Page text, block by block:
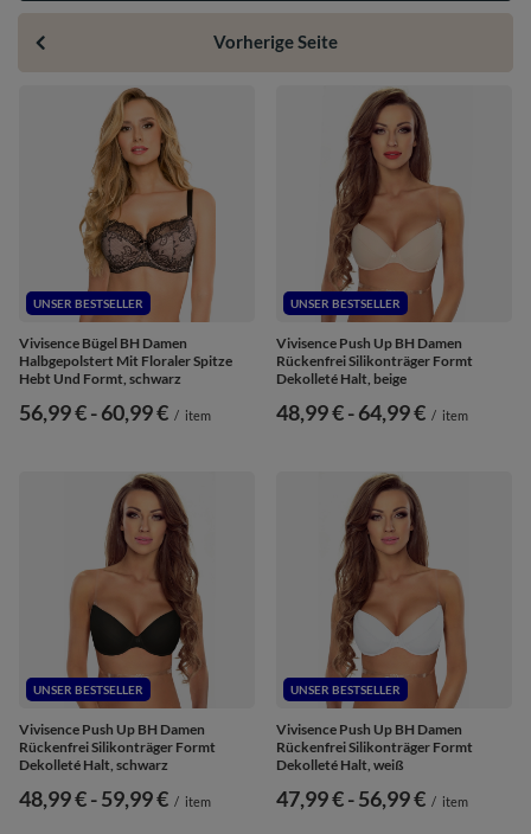
Vorherige Seite
UNSER BESTSELLER
Vivisence Bügel BH Damen
Halbgepolstert Mit Floraler Spitze
Hebt Und Formt, schwarz
ab
56,99 €-bis
60,99 € / item
UNSER BESTSELLER
Vivisence Push Up BH Damen
Rückenfrei Silikonträger Formt
Dekolleté Halt, beige
ab
48,99 €-bis
64,99 € / item
UNSER BESTSELLER
Vivisence Push Up BH Damen
Rückenfrei Silikonträger Formt
Dekolleté Halt, schwarz
ab
48,99 €-bis
59,99 € / item
UNSER BESTSELLER
Vivisence Push Up BH Damen
Rückenfrei Silikonträger Formt
Dekolleté Halt, weiß
ab
47,99 €-bis
56,99 € / item